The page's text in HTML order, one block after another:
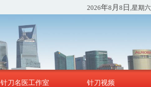
2026年8 月 8 日 ,星期六
针刀名医工作室 针刀视频